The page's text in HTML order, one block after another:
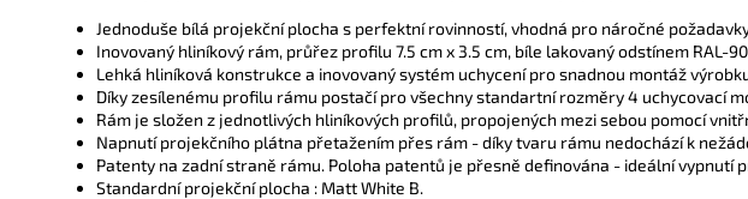
Jednoduše bílá projekční plocha s perfektní rovinností, vhodná pro náročné
Inovovaný hliníkový rám, průřez profilu 7.5 cm x 3.5 cm, bíle lakovaný odstínem RAL-
Lehká hliníková konstrukce a inovovaný systém uchycení pro snadnou montáž
Díky zesílenému profilu rámu postačí pro všechny standartní rozměry 4 uchycovací
Rám je složen z jednotlivých hliníkových profilů, propojených mezi sebou pomocí
Napnutí projekčního plátna přetažením přes rám -díky tvaru rámu nedochází k
Patenty na zadní straně rámu. Poloha patentů je přesně definována - ideální vypnutí
Standardní projekční plocha : Matt White B.